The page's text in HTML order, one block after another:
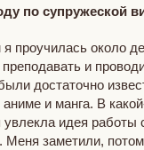
по супружеской
около
и
достаточно
и манга. В
увлекла идея
заметили,